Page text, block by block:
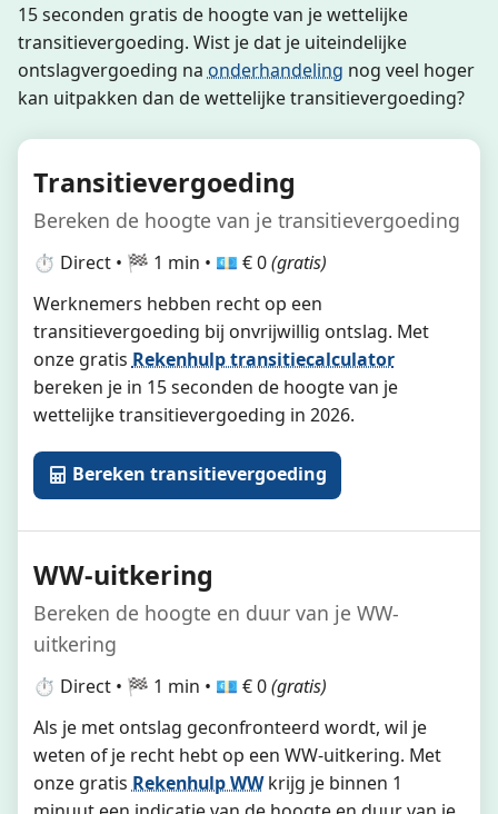
15 seconden gratis de hoogte van je wettelijke
transitievergoeding. Wist je dat je uiteindelijke
ontslagvergoeding na onderhandeling nog veel hoger
kan uitpakken dan de wettelijke transitievergoeding?
Transitievergoeding
Bereken de hoogte van je transitievergoeding
⏱️ Direct • 🏁 1 min • 💶 € 0(gratis)
Werknemers hebben recht op een
transitievergoeding bij onvrijwillig ontslag. Met
onze gratis Rekenhulp transitiecalculator
bereken je in 15 seconden de hoogte van je
wettelijke transitievergoeding in 2026.
Bereken transitievergoeding
WW-uitkering
Bereken de hoogte en duur van je WW-
uitkering
⏱️ Direct • 🏁 1 min • 💶 € 0(gratis)
Als je met ontslag geconfronteerd wordt, wil je
weten of je recht hebt op een WW-uitkering. Met
onze gratis Rekenhulp WWkrijg je binnen 1